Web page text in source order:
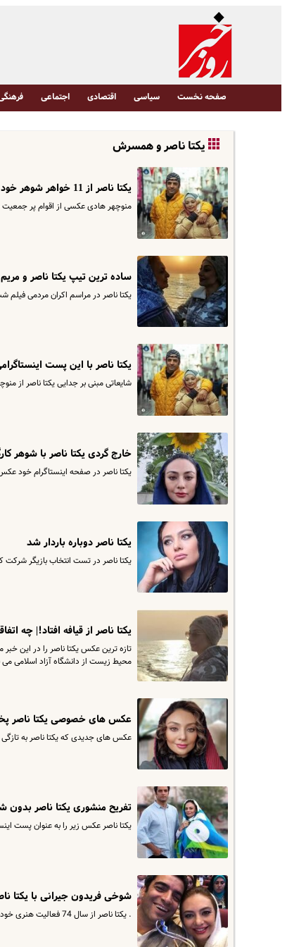
صفحه نخست سیاسی اقتصادی اجتماعی
یکتا ناصر و همسرش
یکتا ناصر از 11 خواهر شوهر خود رونمایی کرد | یکتا ناصر چجور قبول کرد با منوچهر ازدواج کنه؟!
منوچهر هادی عکسی از اقوام پر جمعیت خود را با
ساده ترین تیپ یکتا ناصر و
یکتا ناصر در مراسم اکران مردمی
یکتا ناصر با این پست
شایعاتی مبنی بر جدایی یکتا ناصر از
خارج گردی یکتا ناصر با شوهر
یکتا ناصر در صفحه اینستاگرام خود
یکتا ناصر دوباره باردار شد
یکتا ناصر در تست انتخاب بازیگر شرکت کرد که در نهایت در سال 76 برای
یکتا ناصر از قیافه افتاد!| چه
محیط زیست از دانشگاه آزاد اسلامی
عکس های خصوصی یکتا ناصر
عکس های جدیدی که یکتا ناصر به
تفریح منشوری یکتا ناصر
یکتا ناصر عکس زیر را به عنوان پست
شوخی فریدون جیرانی با یکتا
. یکتا ناصر از سال 74 فعالیت هنری خودش رو آغاز کرد و و در کار تلویزیونی گلهای کاغذی ایفای نقش کرد. Video